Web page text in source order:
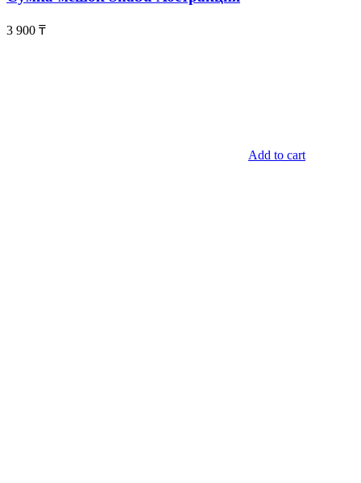
3 900 ₸
Add to cart